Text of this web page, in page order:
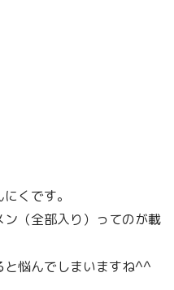
くです。
（全部入り）ってのが載
と悩んでしまいますね^^